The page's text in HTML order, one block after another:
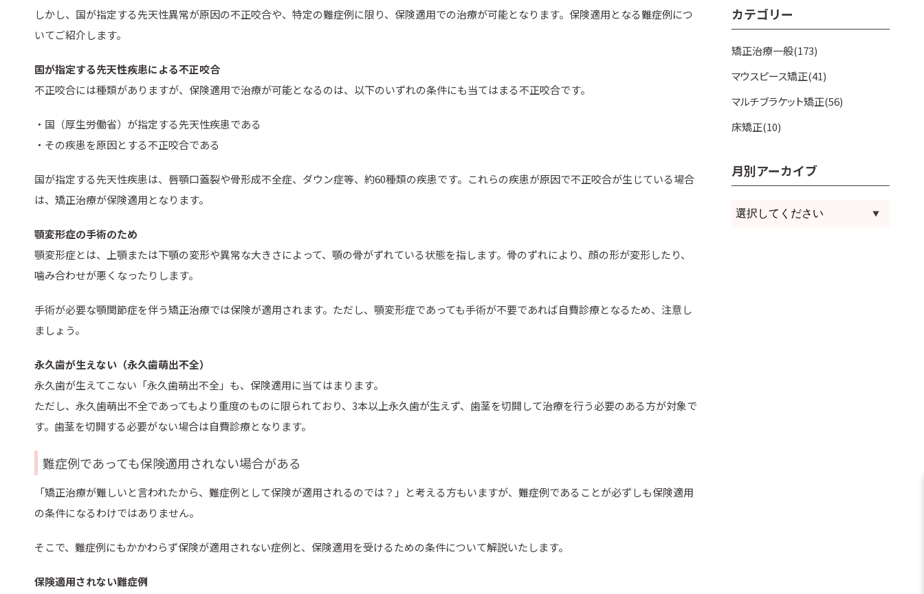
しかし、国が指定する先天性異常が原因の不正咬合や、特定の難症例に限り、保険適用での治療が可能となります。保険適用となる難症例につ
いてご紹介します。
国が指定する先天性疾患による不正咬合
不正咬合には種類がありますが、保険適用で治療が可能となるのは、以下のいずれの条件にも当てはまる不正咬合です。
・国（厚生労働省）が指定する先天性疾患である
・その疾患を原因とする不正咬合である
国が指定する先天性疾患は、唇顎口蓋裂や骨形成不全症、ダウン症等、約60種類の疾患です。これらの疾患が原因で不正咬合が生じている場合
は、矯正治療が保険適用となります。
顎変形症の手術のため
顎変形症とは、上顎または下顎の変形や異常な大きさによって、顎の骨がずれている状態を指します。骨のずれにより、顔の形が変形したり、
噛み合わせが悪くなったりします。
手術が必要な顎関節症を伴う矯正治療では保険が適用されます。ただし、顎変形症であっても手術が不要であれば自費診療となるため、注意し
ましょう。
永久歯が生えない（永久歯萌出不全）
永久歯が生えてこない「永久歯萌出不全」も、保険適用に当てはまります。
ただし、永久歯萌出不全であってもより重度のものに限られており、3本以上永久歯が生えず、歯茎を切開して治療を行う必要のある方が対象で
す。歯茎を切開する必要がない場合は自費診療となります。
難症例であっても保険適用されない場合がある
「矯正治療が難しいと言われたから、難症例として保険が適用されるのでは？」と考える方もいますが、難症例であることが必ずしも保険適用
の条件になるわけではありません。
そこで、難症例にもかかわらず保険が適用されない症例と、保険適用を受けるための条件について解説いたします。
保険適用されない難症例
カテゴリー
矯正治療一般(173)
マウスピース矯正(41)
マルチブラケット矯正(56)
床矯正(10)
月別アーカイブ